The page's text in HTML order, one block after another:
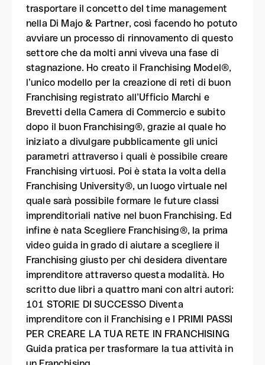
trasportare il concetto del time management
nella Di Majo & Partner, così facendo ho potuto
avviare un processo di rinnovamento di questo
settore che da molti anni viveva una fase di
stagnazione. Ho creato il Franchising Model®,
l’unico modello per la creazione di reti di buon
Franchising registrato all’Ufficio Marchi e
Brevetti della Camera di Commercio e subito
dopo il buon Franchising®, grazie al quale ho
iniziato a divulgare pubblicamente gli unici
parametri attraverso i quali è possibile creare
Franchising virtuosi. Poi è stata la volta della
Franchising University®, un luogo virtuale nel
quale sarà possibile formare le future classi
imprenditoriali native nel buon Franchising. Ed
infine è nata Scegliere Franchising®, la prima
video guida in grado di aiutare a scegliere il
Franchising giusto per chi desidera diventare
imprenditore attraverso questa modalità. Ho
scritto due libri a quattro mani con altri autori:
101 STORIE DI SUCCESSO Diventa
imprenditore con il Franchising e I PRIMI PASSI
PER CREARE LA TUA RETE IN FRANCHISING
Guida pratica per trasformare la tua attività in